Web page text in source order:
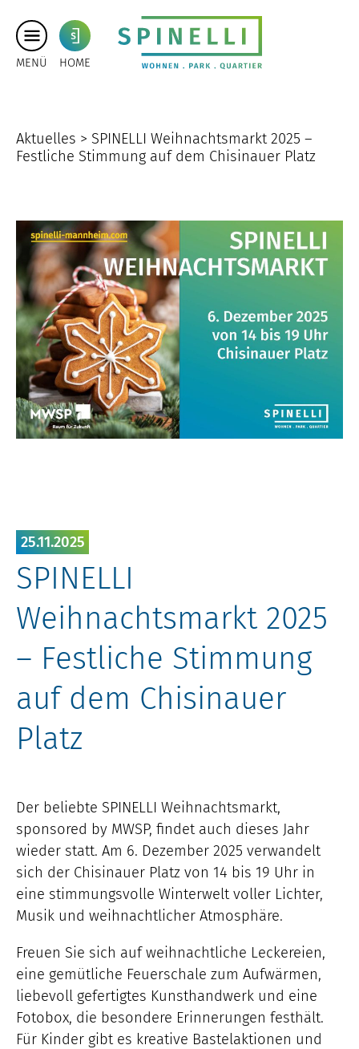
MENÜ HOME
Aktuelles > SPINELLI Weihnachtsmarkt 2025 –
Festliche Stimmung auf dem Chisinauer Platz
25.11.2025
SPINELLI
Weihnachtsmarkt 2025
– Festliche Stimmung
auf dem Chisinauer
Platz
Der beliebte SPINELLI Weihnachtsmarkt,
sponsored by MWSP, findet auch dieses Jahr
wieder statt. Am 6. Dezember 2025 verwandelt
sich der Chisinauer Platz von 14 bis 19 Uhr in
eine stimmungsvolle Winterwelt voller Lichter,
Musik und weihnachtlicher Atmosphäre.
Freuen Sie sich auf weihnachtliche Leckereien,
eine gemütliche Feuerschale zum Aufwärmen,
liebevoll gefertigtes Kunsthandwerk und eine
Fotobox, die besondere Erinnerungen festhält.
Für Kinder gibt es kreative Bastelaktionen und